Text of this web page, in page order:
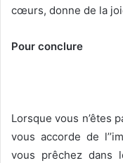
cœurs, donne de la
Pour conclure
Lorsque vous n’êtes
vous accorde de
vous prêchez dans